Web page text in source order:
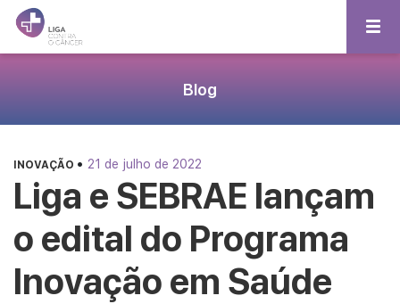
Blog
INOVAÇÃO • 21 de julho de 2022
Liga e SEBRAE lançam
o edital do Programa
Inovação em Saúde